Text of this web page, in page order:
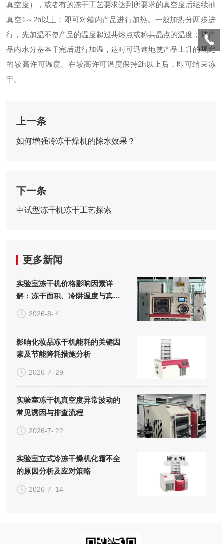
真空度），或者有的冻干工艺要求达到所要求的真空度后继续抽
真空1～2h以上；即可对箱内产品进行加热。一般加热分两步进
行，先加温不使产品的温度超过共熔点或称共晶点的温度；待产
品内水分基本干完后进行加温，这时可迅速地使产品上升的规定
的较高许可温度。在较高许可温度保持2h以上后，即可结束冻
干。
上一条
如何增强冷冻干燥机的除水效果？
下一条
中试型冻干机冻干工艺探索
更多新闻
实验室冻干机价格影响因素详
解：冻干面积、冷阱温度与真空
系统的成本构成
2026-8- 4
影响化妆品冻干机能耗的关键因
素及节能降耗措施分析
2026-7- 29
实验室冻干机真空度异常波动的
常见诱因与排查流程
2026-7- 22
实验室立式冷冻干燥机化霜不全
的原因分析及应对策略
2026-7- 14